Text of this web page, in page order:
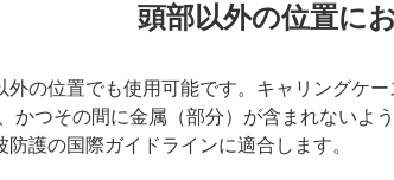
頭部以外の位置に
外の位置でも使用可能です。キャリングケ
かつその間に金属（部分）が含まれないよ
護の国際ガイドラインに適合します。